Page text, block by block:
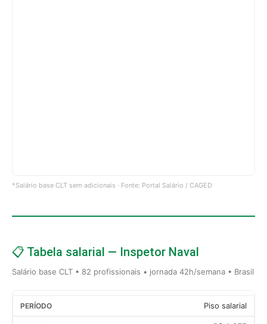
*Salário base CLT sem adicionais · Fonte: Portal Salário / CAGED
📋 Tabela salarial — Inspetor Naval
Salário base CLT • 82 profissionais • jornada 42h/semana • Brasil
Piso salarial